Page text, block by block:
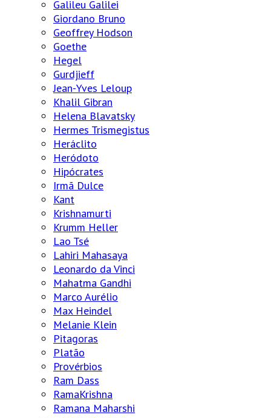
Galileu Galilei
Giordano Bruno
Geoffrey Hodson
Goethe
Hegel
Gurdjieff
Jean-Yves Leloup
Khalil Gibran
Helena Blavatsky
Hermes Trismegistus
Heráclito
Heródoto
Hipócrates
Irmã Dulce
Kant
Krishnamurti
Krumm Heller
Lao Tsé
Lahiri Mahasaya
Leonardo da Vinci
Mahatma Gandhi
Marco Aurélio
Max Heindel
Melanie Klein
Pitagoras
Platão
Provérbios
Ram Dass
RamaKrishna
Ramana Maharshi